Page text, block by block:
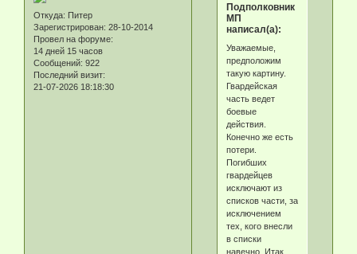
Откуда: Питер
Зарегистрирован: 28-10-2014
Провел на форуме:
14 дней 15 часов
Сообщений: 922
Последний визит:
21-07-2026 18:18:30
Подполковник
МП
написал(а):
Уважаемые,
предположим
такую картину.
Гвардейская
часть ведет
боевые
действия.
Конечно же есть
потери.
Погибших
гвардейцев
исключают из
списков части, за
исключением
тех, кого внесли
в списки
навечно. Итак